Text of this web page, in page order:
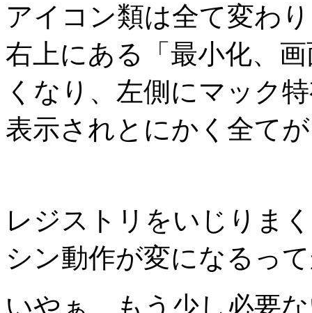
アイコン類は全て変わ
右上にある「最小化、
くなり、左側にマック
表示されとにかく全て
レジストリをいじりま
シン動作が変になるっ
いやぁ、もう少し必要